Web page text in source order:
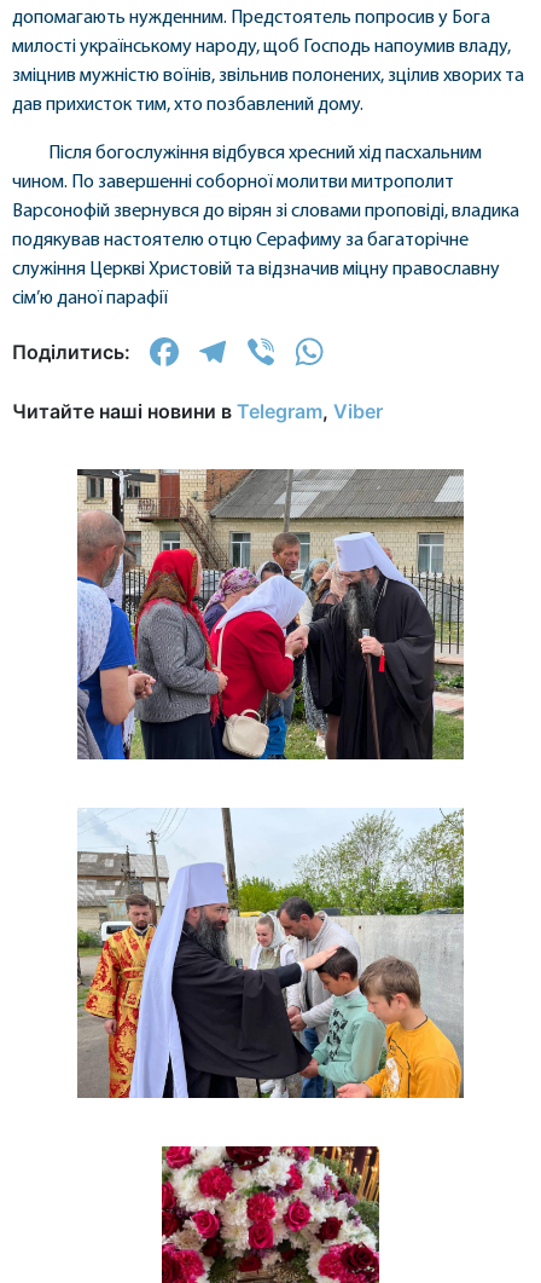
допомагають нужденним. Предстоятель попросив у Бога
милості українському народу, щоб Господь напоумив владу,
зміцнив мужністю воїнів, звільнив полонених, зцілив хворих та
дав прихисток тим, хто позбавлений дому.
Після богослужіння відбувся хресний хід пасхальним
чином. По завершенні соборної молитви митрополит
Варсонофій звернувся до вірян зі словами проповіді, владика
подякував настоятелю отцю Серафиму за багаторічне
служіння Церкві Христовій та відзначив міцну православну
сім’ю даної парафії
Поділитись: Facebook
Telegram
Viber
Читайте наші новини в Telegram, Viber